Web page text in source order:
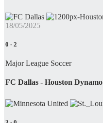
18/05/2025
0 - 2
Major League Soccer
FC Dallas - Houston Dynamo